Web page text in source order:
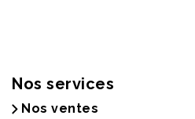
Nos services
Nos ventes